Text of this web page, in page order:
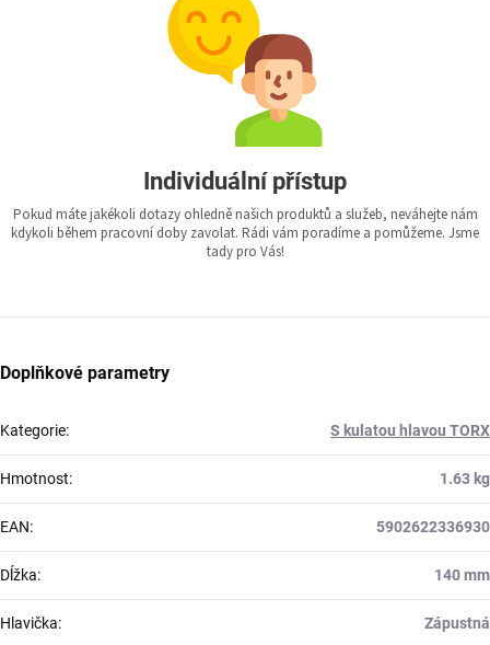
Individuální přístup
Pokud máte jakékoli dotazy ohledně našich produktů a služeb, neváhejte nám
kdykoli během pracovní doby zavolat. Rádi vám poradíme a pomůžeme. Jsme
tady pro Vás!
Doplňkové parametry
Kategorie: S kulatou hlavou TORX
Hmotnost: 1.63 kg
EAN: 5902622336930
Dĺžka: 140 mm
Hlavička: Zápustná